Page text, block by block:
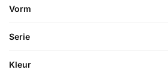
Vorm
Serie
Kleur